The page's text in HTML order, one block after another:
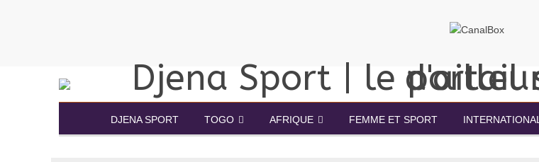
DJENA SPORT TOGO AFRIQUE FEMME ET SPORT INTERNATIONAL